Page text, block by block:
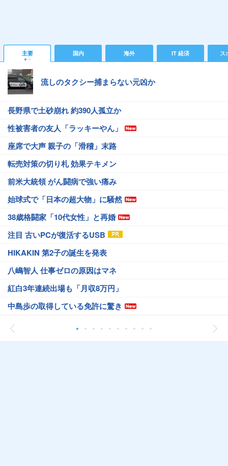
主要 国内 海外 IT 経済 ス
流しのタクシー捕まらない元凶か
長野県で土砂崩れ 約390人孤立か
性被害者の友人「ラッキーやん」
座席で大声 親子の「滑稽」末路
転売対策の切り札 効果テキメン
前米大統領 がん闘病で強い痛み
始球式で「日本の超大物」に騒然
38歳格闘家「10代女性」と再婚
注目 古いPCが復活するUSB
HIKAKIN 第2子の誕生を発表
八嶋智人 仕事ゼロの原因はマネ
紅白3年連続出場も「月収8万円」
中島歩の取得している免許に驚き